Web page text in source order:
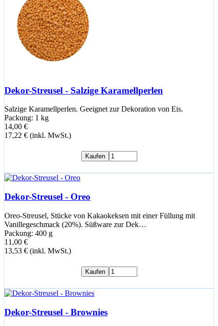
Dekor-Streusel - Salzige Karamellperlen
Salzige Karamellperlen. Geeignet zur Dekoration von Eis.
Packung: 1 kg
14,00 €
17,22 € (inkl. MwSt.)
Kaufen
Dekor-Streusel - Oreo
Oreo-Streusel, Stücke von Kakaokeksen mit einer Füllung mit
Vanillegeschmack (20%). Süßware zur Dek…
Packung: 400 g
11,00 €
13,53 € (inkl. MwSt.)
Kaufen
Dekor-Streusel - Brownies